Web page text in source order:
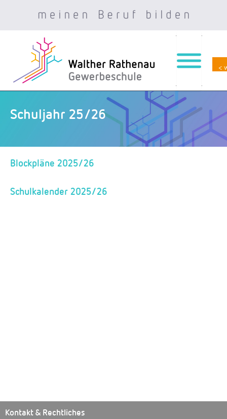
Zum
springen
<
Schuljahr 25/26
Blockpläne 2025/26
Schulkalender 2025/26
Kontakt & Rechtliches